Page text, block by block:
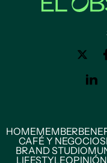
HOMEMEMBER
CAFÉ Y NEGOCIOS
BRAND STUDIO
LIFESTYLEOPINIÓN